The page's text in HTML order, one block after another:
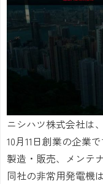
ニシハツ株式会社は
10月11日創業の企業
製造・販売、メンテ
同社の非常用発電機